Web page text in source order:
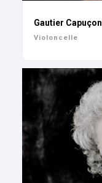
Gautier Capuçon
Violoncelle